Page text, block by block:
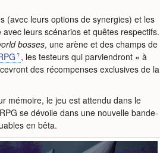
(avec leurs options de synergies) et les
leurs scénarios et quêtes respectifs.
bosses, une arène et des champs de
, les testeurs qui parviendront « à
des récompenses exclusives de la
mémoire, le jeu est attendu dans le
se dévoile dans une nouvelle bande-
en bêta.